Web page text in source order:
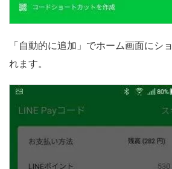
「自動的に追加」でホーム画面にシ
れます。